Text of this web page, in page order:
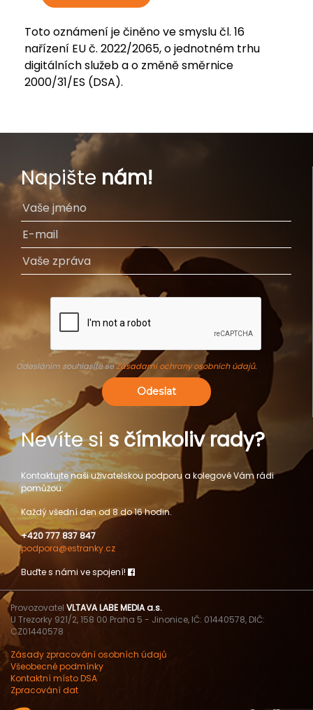
Toto oznámení je činěno ve smyslu čl. 16
nařízení EU č. 2022/2065, o jednotném trhu
digitálních služeb a o změně směrnice
2000/31/ES (DSA).
Napište nám!
Odesláním souhlasíte seZásadami ochrany osobních údajů.
Odeslat
Nevíte si s čímkoliv rady?
Kontaktujte naši uživatelskou podporu a kolegové Vám rádi
pomůžou.
Každý všední den od 8 do 16 hodin.
+420 777 837 847
podpora@estranky.cz
Buďte s námi ve spojení!
Provozovatel VLTAVA LABE MEDIA a.s.
U Trezorky 921/2, 158 00 Praha 5 - Jinonice, IČ: 01440578, DIČ:
CZ01440578
Zásady zpracování osobních údajů
Všeobecné podmínky
Kontaktní místo DSA
Zpracování dat